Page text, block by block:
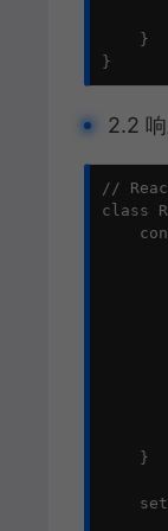
    }
}
2.2
//
class
    }